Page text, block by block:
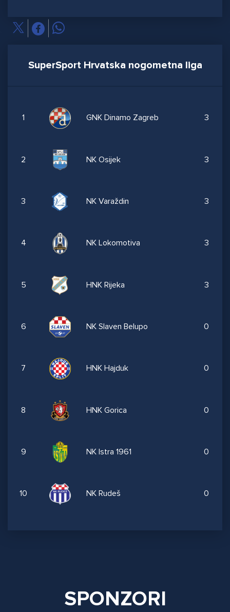
SuperSport Hrvatska nogometna liga
1 GNK Dinamo Zagreb 3
2 NK Osijek 3
3 NK Varaždin 3
4 NK Lokomotiva 3
5 HNK Rijeka 3
6 NK Slaven Belupo 0
7 HNK Hajduk 0
8 HNK Gorica 0
9 NK Istra 1961 0
10 NK Rudeš 0
SPONZORI